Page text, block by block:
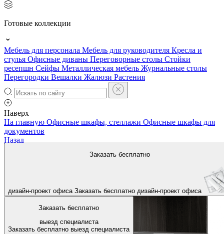
Готовые коллекции
Мебель для персонала Мебель для руководителя Кресла и
стулья Офисные диваны Переговорные столы Стойки
ресепшн Сейфы Металлическая мебель Журнальные столы
Перегородки Вешалки Жалюзи Растения
Наверх
Заказать бесплатно
дизайн-проект офиса Заказать бесплатно дизайн-проект офиса
Заказать бесплатно
выезд специалиста
Заказать бесплатно выезд специалиста
На главную Офисные шкафы, стеллажи Офисные шкафы для
документов
Назад